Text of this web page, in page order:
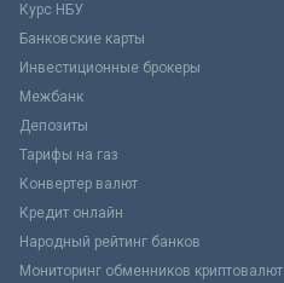
Курс НБУ
Банковские карты
Инвестиционные брокеры
Межбанк
Депозиты
Тарифы на газ
Конвертер валют
Кредит онлайн
Народный рейтинг банков
Мониторинг обменников криптовалют